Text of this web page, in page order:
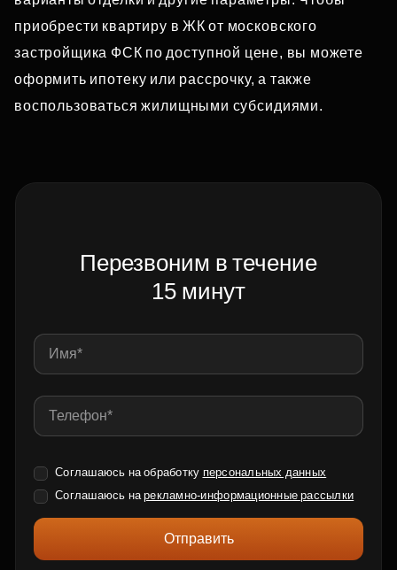
приобрести квартиру в ЖК от московского
застройщика ФСК по доступной цене, вы можете
оформить ипотеку или рассрочку, а также
воспользоваться жилищными субсидиями.
Перезвоним в течение
15 минут
Соглашаюсь на обработку персональных данных
Соглашаюсь нарекламно-информационные рассылки
Отправить